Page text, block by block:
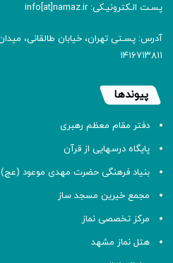
پسـت الـکترونیـکی: info[at]namaz.ir
۱۴۱۶۷۱۳۸۱۱
پیوندها
دفتر مقام معظم رهبری
پایگاه درسهایی از قرآن
بنیاد فرهنگی حضرت مهدی موعود (عج)
مجمع خیرین مسجد ساز
مرکز تخصصی نماز
هتل نماز مشهد